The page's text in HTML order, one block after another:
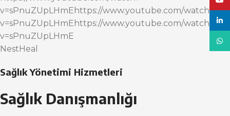
v=sPnuZUpLHmEhttps://www.youtube.com/watch?
v=sPnuZUpLHmEhttps://www.youtube.com/watch?
v=sPnuZUpLHmE
NestHeal
Sağlık Yönetimi Hizmetleri
Sağlık Danışmanlığı